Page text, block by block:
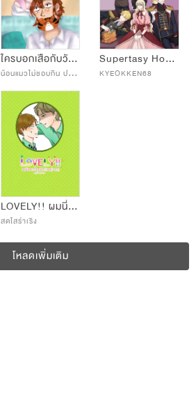
ใครบอกเสือกับวัวไม่ถูกกัน
น
้อนแมวไม่ชอบกิน ปลาทู
Supertasy Homestay
KYEOKKEN68
LOVELY!! ผมนี่แหละที่แอบลัก (ของๆ) เขา (Secret love)
สดใสร่าเริง
โหลดเพิ่มเติม